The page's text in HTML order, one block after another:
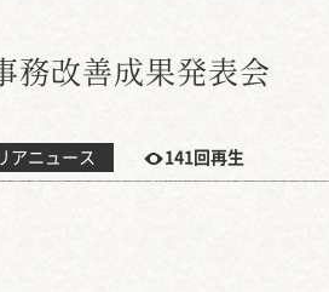
務改善成果発表会
アニュース 141回再生